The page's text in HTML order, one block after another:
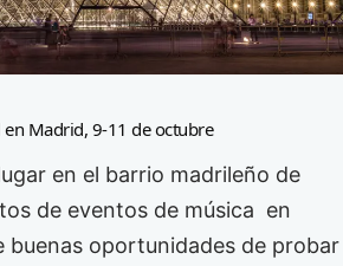
Madrid, 9-11 de octubre
en el barrio madrileño de
de eventos de música en
buenas oportunidades de probar